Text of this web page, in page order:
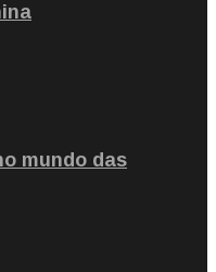
mundo das